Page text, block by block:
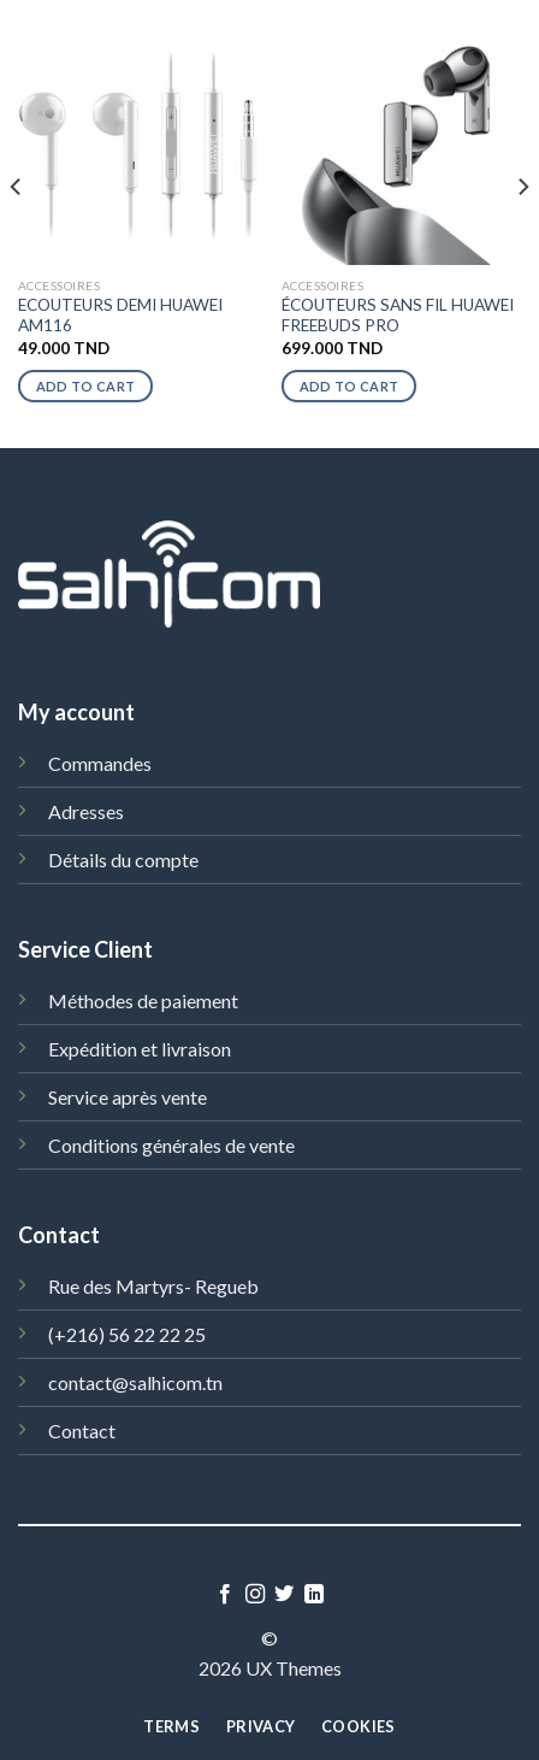
ACCESSOIRES
ECOUTEURS DEMI HUAWEI
AM116
49.000 TND
ADD TO CART
ACCESSOIRES
ÉCOUTEURS SANS FIL HUAWEI
FREEBUDS PRO
699.000 TND
ADD TO CART
My account
Commandes
Adresses
Détails du compte
Service Client
Méthodes de paiement
Expédition et livraison
Service après vente
Conditions générales de vente
Contact
Rue des Martyrs- Regueb
(+216) 56 22 22 25
contact@salhicom.tn
Contact
©
2026 UX Themes
TERMS PRIVACY COOKIES